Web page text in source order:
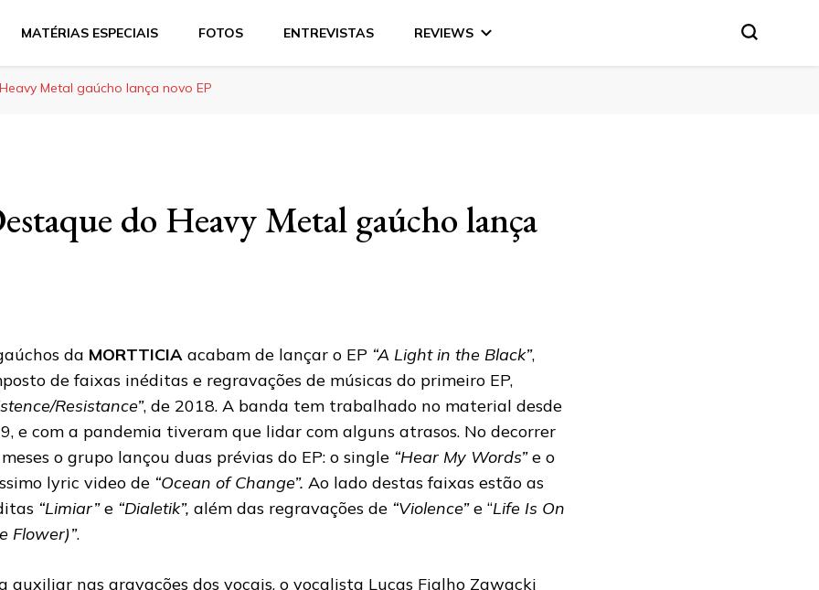
MATÉRIAS ESPECIAIS FOTOS ENTREVISTAS REVIEWS
Metal gaúcho lança novo EP
do Heavy Metal gaúcho lança
da MORTTICIA acabam de lançar o EP “A Light in the Black”,
de faixas inéditas e regravações de músicas do primeiro EP,
Resistance”, de 2018. A banda tem trabalhado no material desde
e com a pandemia tiveram que lidar com alguns atrasos. No decorrer
o grupo lançou duas prévias do EP: o single “Hear My Words”e o
lyric video de “Ocean of Change”. Ao lado destas faixas estão as
“Limiar”e “Dialetik”, além das regravações de “Violence”e “Life Is On
Flower)”.
auxiliar nas gravações dos vocais, o vocalista Lucas Fialho Zawacki